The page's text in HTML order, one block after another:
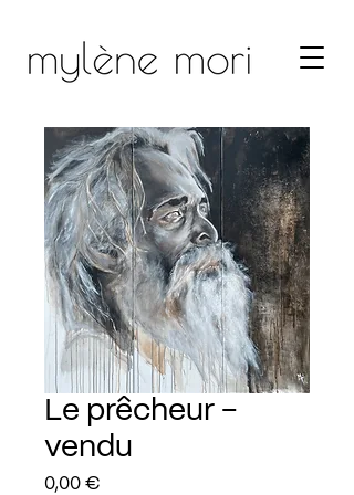
Le prêcheur -
vendu
0,00 €